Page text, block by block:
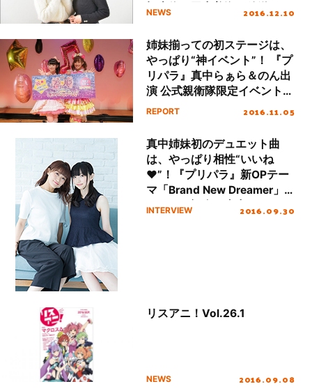
橋李依と田中美海！放送は
豪華２本立て！事前特番も！
NEWS 2016.12.10
姉妹揃っての初ステージは、
やっぱり“神イベント”！ 『プ
リパラ』真中らぁら＆のん出
演 公式親衛隊限定イベントレ
ポート！
REPORT 2016.11.05
真中姉妹初のデュエット曲
は、やっぱり相性“いいね
♥”！『プリパラ』新OPテー
マ「Brand New Dreamer」
リリース記念、真中らぁら
INTERVIEW 2016.09.30
リスアニ！Vol.26.1
NEWS 2016.09.08